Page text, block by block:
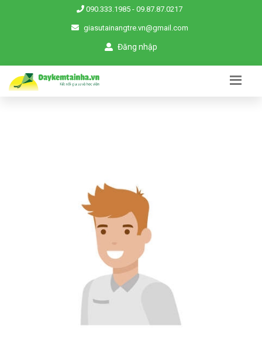
090.333.1985 - 09.87.87.0217
giasutainangtre.vn@gmail.com
Đăng nhập